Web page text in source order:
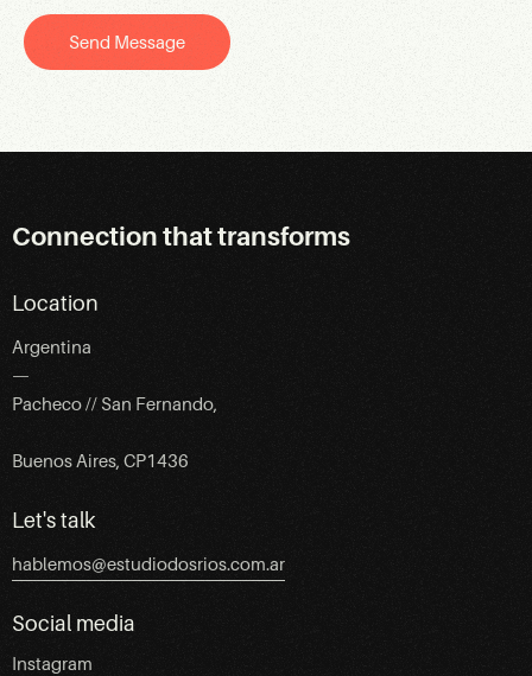
Send Message
Connection that transforms
Location
Argentina
—
Pacheco // San Fernando,
Buenos Aires, CP1436
Let's talk
hablemos@estudiodosrios.com.ar
Social media
Instagram